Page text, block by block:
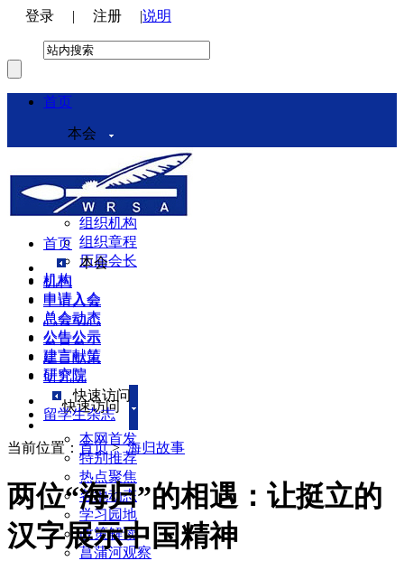
登录 | 注册 |说明
首页
本会
本会介绍
领导机构
理事会
组织机构
组织章程
历届会长
机构
申请入会
总会动态
公告公示
建言献策
研究院
快速访问
本网首发
特别推荐
热点聚焦
各地动态
学习园地
政策解读
菖蒲河观察
首页
本会
机构
申请入会
总会动态
公告公示
建言献策
研究院
快速访问
留学生杂志
当前位置： 首页>海归故事
两位“海归”的相遇：让挺立的
汉字展示中国精神